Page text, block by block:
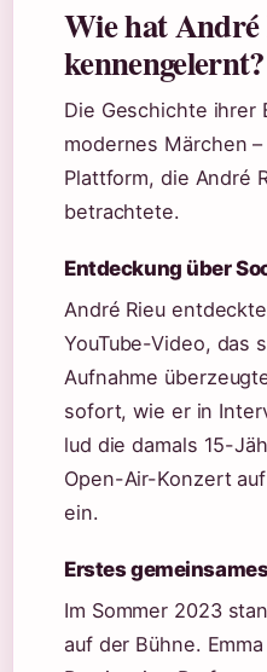
Wie hat
kennengelernt?
Die Geschichte ihrer
modernes Märchen
Plattform, die André
betrachtete.
Entdeckung über
André Rieu
YouTube-Video, das
Aufnahme
sofort, wie er in
lud die damals 15-
Open-Air-Konzert
ein.
Erstes
Im Sommer 2023
auf der Bühne.